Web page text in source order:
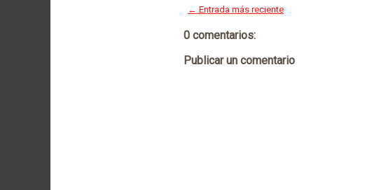
← Entrada más reciente
0 comentarios:
Publicar un comentario